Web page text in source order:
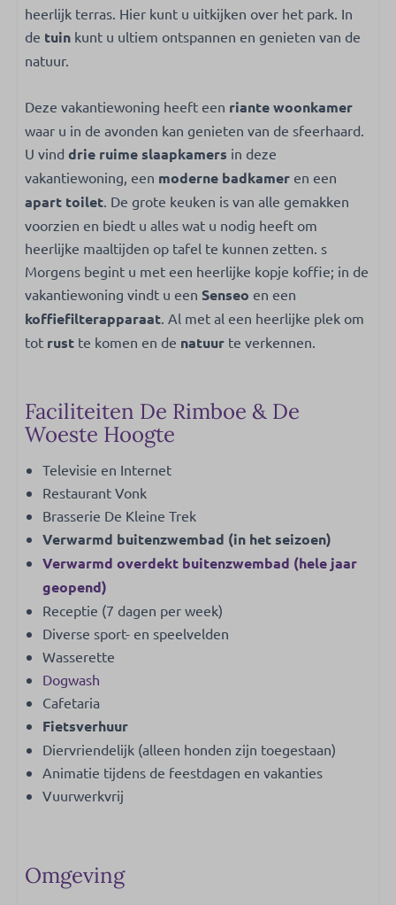
Gartenmöbel
Parken: 1
heerlijk terras. Hier kunt u uitkijken over het park. In
de tuin kunt u ultiem ontspannen en genieten van de
natuur.
Deze vakantiewoning heeft een riante woonkamer
waar u in de avonden kan genieten van de sfeerhaard.
U vind drie ruime slaapkamers in deze
vakantiewoning, een moderne badkamer en een
apart toilet. De grote keuken is van alle gemakken
voorzien en biedt u alles wat u nodig heeft om
heerlijke maaltijden op tafel te kunnen zetten. s
Morgens begint u met een heerlijke kopje koffie; in de
vakantiewoning vindt u een Senseo en een
koffiefilterapparaat. Al met al een heerlijke plek om
tot rust te komen en de natuur te verkennen.
Faciliteiten De Rimboe & De
Woeste Hoogte
Televisie en Internet
Restaurant Vonk
Brasserie De Kleine Trek
Verwarmd buitenzwembad (in het seizoen)
Verwarmd overdekt buitenzwembad (hele jaar
geopend)
Receptie (7 dagen per week)
Diverse sport- en speelvelden
Wasserette
Dogwash
Cafetaria
Fietsverhuur
Diervriendelijk (alleen honden zijn toegestaan)
Animatie tijdens de feestdagen en vakanties
Vuurwerkvrij
Omgeving